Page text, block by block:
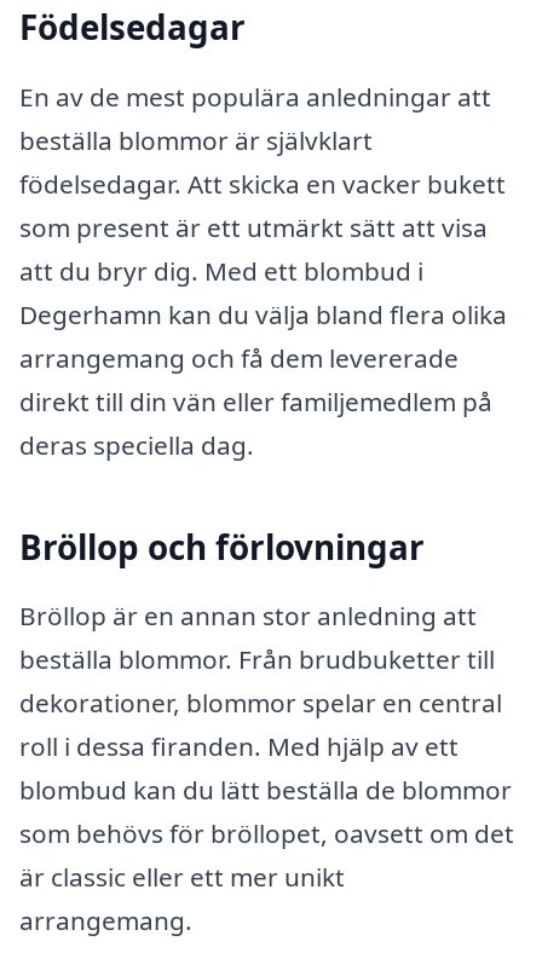
Födelsedagar
En av de mest populära anledningar att
beställa blommor är självklart
födelsedagar. Att skicka en vacker bukett
som present är ett utmärkt sätt att visa
att du bryr dig. Med ett blombud i
Degerhamn kan du välja bland flera olika
arrangemang och få dem levererade
direkt till din vän eller familjemedlem på
deras speciella dag.
Bröllop och förlovningar
Bröllop är en annan stor anledning att
beställa blommor. Från brudbuketter till
dekorationer, blommor spelar en central
roll i dessa firanden. Med hjälp av ett
blombud kan du lätt beställa de blommor
som behövs för bröllopet, oavsett om det
är classic eller ett mer unikt
arrangemang.